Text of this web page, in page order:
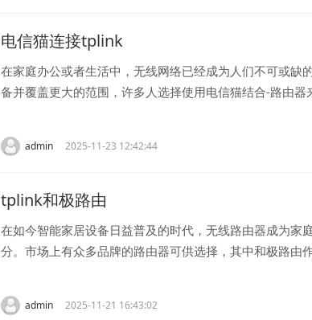
电信猫连接tplink
在家庭办公或者生活中，无线网络已经成为人们不可或缺
备并覆盖更大的范围，许多人选择使用电信猫结合-路由器
admin 2025-11-23 12:42:44
tplink和极路由
在如今智能家居设备日益普及的时代，无线路由器成为家
分。市场上有众多品牌的路由器可供选择，其中和极路由
admin 2025-11-21 16:43:02